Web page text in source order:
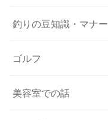
釣りの豆知識・マナー
ゴルフ
美容室での話